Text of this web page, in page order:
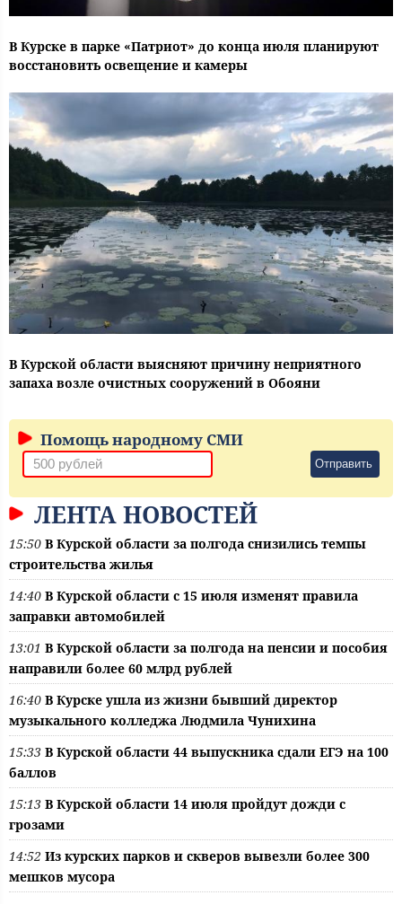
В Курске в парке «Патриот» до конца июля планируют
восстановить освещение и камеры
В Курской области выясняют причину неприятного
запаха возле очистных сооружений в Обояни
Помощь народному СМИ
Отправить
ЛЕНТА НОВОСТЕЙ
15:50 В Курской области за полгода снизились темпы
строительства жилья
14:40 В Курской области с 15 июля изменят правила
заправки автомобилей
13:01 В Курской области за полгода на пенсии и пособия
направили более 60 млрд рублей
16:40 В Курске ушла из жизни бывший директор
музыкального колледжа Людмила Чунихина
15:33 В Курской области 44 выпускника сдали ЕГЭ на 100
баллов
15:13 В Курской области 14 июля пройдут дожди с
грозами
14:52 Из курских парков и скверов вывезли более 300
мешков мусора